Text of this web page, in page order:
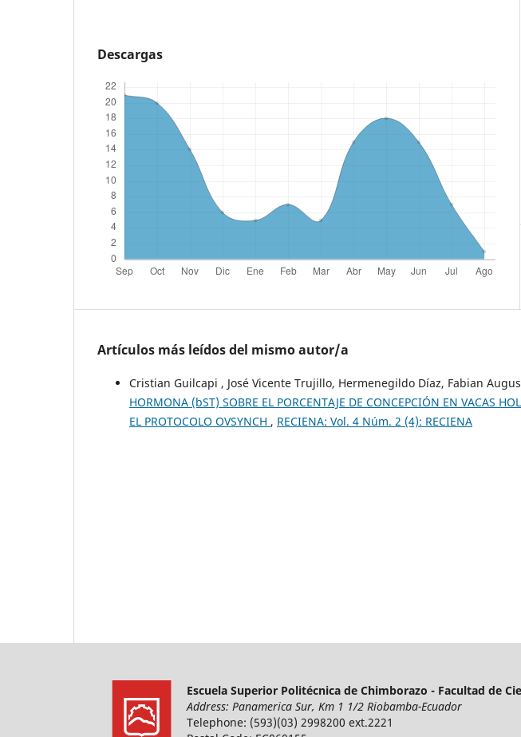
Descargas
Artículos más leídos del mismo autor/a
Cristian Guilcapi , José Vicente Trujillo, Hermenegildo Díaz, Fabian
HORMONA (bST) SOBRE EL PORCENTAJE DE CONCEPCIÓN EN VACAS
EL PROTOCOLO OVSYNCH , RECIENA: Vol. 4 Núm. 2 (4): RECIENA
Escuela Superior Politécnica de Chimborazo - Facultad de
Address: Panamerica Sur, Km 1 1/2 Riobamba-Ecuador
Telephone: (593)(03) 2998200 ext.2221